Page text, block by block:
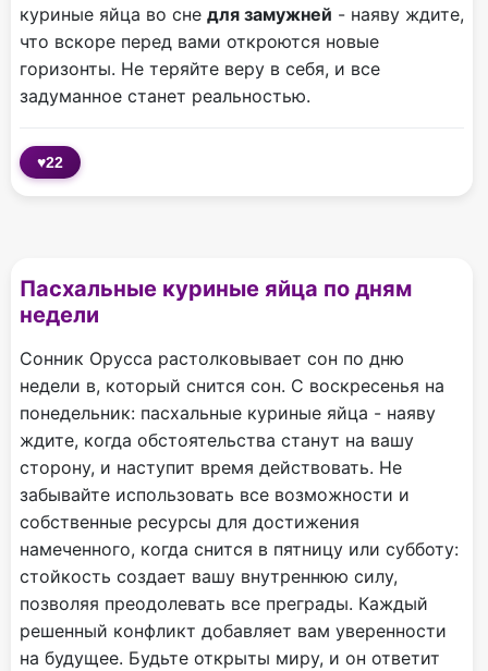
куриные яйца во сне для замужней - наяву ждите,
что вскоре перед вами откроются новые
горизонты. Не теряйте веру в себя, и все
задуманное станет реальностью.
♥22
Пасхальные куриные яйца по дням
недели
Сонник Орусса растолковывает сон по дню
недели в, который снится сон. С воскресенья на
понедельник: пасхальные куриные яйца - наяву
ждите, когда обстоятельства станут на вашу
сторону, и наступит время действовать. Не
забывайте использовать все возможности и
собственные ресурсы для достижения
намеченного, когда снится в пятницу или субботу:
стойкость создает вашу внутреннюю силу,
позволяя преодолевать все преграды. Каждый
решенный конфликт добавляет вам уверенности
на будущее. Будьте открыты миру, и он ответит